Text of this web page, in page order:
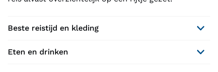
Beste reistijd en kleding
Eten en drinken